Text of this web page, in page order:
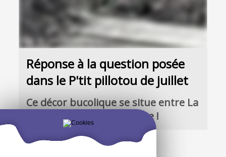
Réponse à la question posée
dans le P'tit pillotou de juillet
Ce décor bucolique se situe entre La
Ville Ruinet et La Houssaye !